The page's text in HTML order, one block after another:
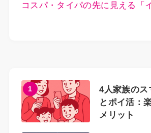
コスパ・タイパの先に見える「
1
4人家族のス
とポイ活：
メリット